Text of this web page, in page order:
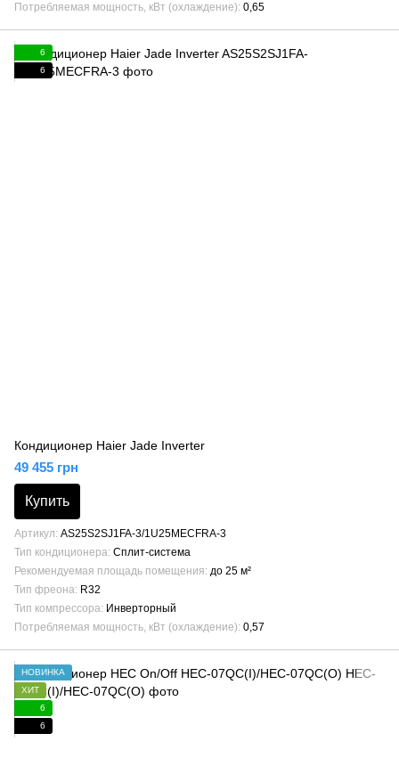
Потребляемая мощность, кВт (охлаждение) 0,65
6
6
Кондиционер Haier Jade Inverter
49 455 грн
Купить
Артикул AS25S2SJ1FA-3/1U25MECFRA-3
Тип кондиционера Сплит-система
Рекомендуемая площадь помещения до 25 м²
Тип фреона R32
Тип компрессора Инверторный
Потребляемая мощность, кВт (охлаждение) 0,57
НОВИНКА
ХИТ
6
6